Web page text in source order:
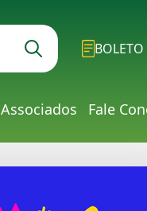
BOLETO
Associados Fale